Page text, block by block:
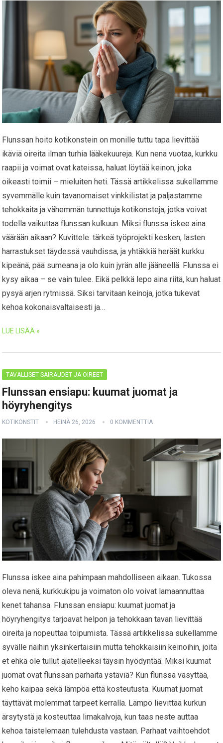
Flunssan hoito kotikonstein on monille tuttu tapa lievittää
ikäviä oireita ilman turhia lääkekuureja. Kun nenä vuotaa, kurkku
raapii ja voimat ovat kateissa, haluat löytää keinon, joka
oikeasti toimii – mieluiten heti. Tässä artikkelissa sukellamme
syvemmälle kuin tavanomaiset vinkkilistat ja paljastamme
tehokkaita ja vähemmän tunnettuja kotikonsteja, jotka voivat
todella vaikuttaa flunssan kulkuun. Miksi flunssa iskee aina
väärään aikaan? Kuvittele: tärkeä työprojekti kesken, lasten
harrastukset täydessä vauhdissa, ja yhtäkkiä heräät kurkku
kipeänä, pää sumeana ja olo kuin jyrän alle jääneellä. Flunssa ei
kysy aikaa – se vain tulee. Eikä pelkkä lepo aina riitä, kun haluat
pysyä arjen rytmissä. Siksi tarvitaan keinoja, jotka tukevat
kehoa kokonaisvaltaisesti ja…
LUE LISÄÄ »
TAVALLISET SAIRAUDET JA OIREET
Flunssan ensiapu: kuumat juomat ja
höyryhengitys
KOTIKONSTIT HEINÄ 26, 2026 0 KOMMENTTIA
Flunssa iskee aina pahimpaan mahdolliseen aikaan. Tukossa
oleva nenä, kurkkukipu ja voimaton olo voivat lamaannuttaa
kenet tahansa. Flunssan ensiapu: kuumat juomat ja
höyryhengitys tarjoavat helpon ja tehokkaan tavan lievittää
oireita ja nopeuttaa toipumista. Tässä artikkelissa sukellamme
syvälle näihin yksinkertaisiin mutta tehokkaisiin keinoihin, joita
et ehkä ole tullut ajatelleeksi täysin hyödyntää. Miksi kuumat
juomat ovat flunssan parhaita ystäviä? Kun flunssa väsyttää,
keho kaipaa sekä lämpöä että kosteutusta. Kuumat juomat
täyttävät molemmat tarpeet kerralla. Lämpö lievittää kurkun
ärsytystä ja kosteuttaa limakalvoja, kun taas neste auttaa
kehoa taistelemaan tulehdusta vastaan. Parhaat vaihtoehdot